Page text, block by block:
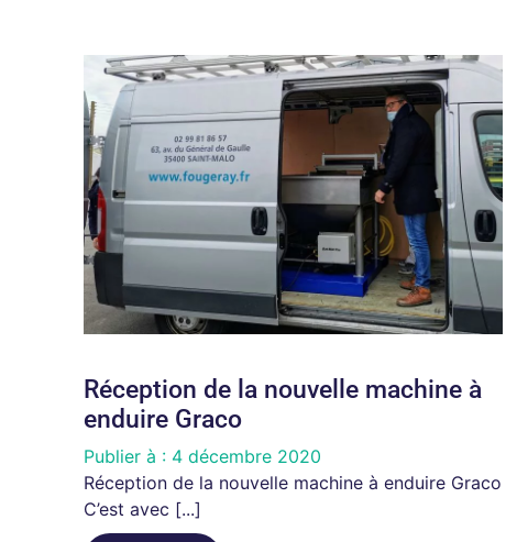
Réception de la nouvelle machine à
enduire Graco
Publier à : 4 décembre 2020
Réception de la nouvelle machine à enduire Graco
C’est avec [...]